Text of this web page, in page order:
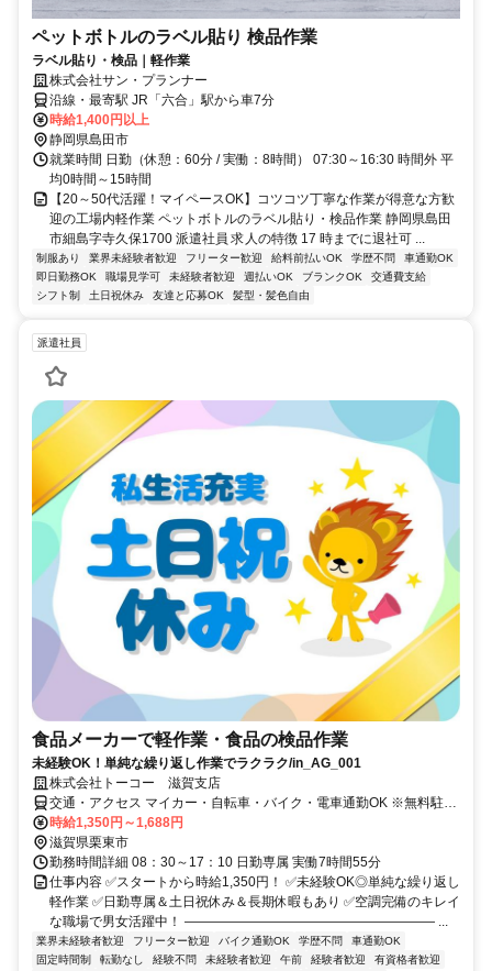
ペットボトルのラベル貼り 検品作業
ラベル貼り・検品｜軽作業
株式会社サン・プランナー
沿線・最寄駅 JR「六合」駅から車7分
時給1,400円以上
静岡県島田市
就業時間 日勤（休憩：60分 / 実働：8時間） 07:30～16:30 時間外 平
均0時間～15時間
【20～50代活躍！マイペースOK】コツコツ丁寧な作業が得意な方歓
迎の工場内軽作業 ペットボトルのラベル貼り・検品作業 静岡県島田
市細島字寺久保1700 派遣社員 求人の特徴 17 時までに退社可 ...
制服あり 業界未経験者歓迎 フリーター歓迎 給料前払いOK 学歴不問
車通勤OK
即日勤務OK
職場見学可 未経験者歓迎 週払いOK ブランクOK
交通費支給
シフト制
土日祝休み 友達と応募OK 髪型・髪色自由
派遣社員
食品メーカーで軽作業・食品の検品作業
未経験OK！単純な繰り返し作業でラクラク/in_AG_001
株式会社トーコー 滋賀支店
交通・アクセス マイカー・自転車・バイク・電車通勤OK ※無料駐車
場完備
時給1,350円～1,688円
滋賀県栗東市
勤務時間詳細 08：30～17：10 日勤専属 実働7時間55分
仕事内容 ✅スタートから時給1,350円！ ✅未経験OK◎単純な繰り返し
軽作業 ✅日勤専属＆土日祝休み＆長期休暇もあり ✅空調完備のキレイ
な職場で男女活躍中！ ――――――――――――――――――― ...
業界未経験者歓迎 フリーター歓迎 バイク通勤OK 学歴不問
車通勤OK
固定時間制
転勤なし 経験不問 未経験者歓迎 午前 経験者歓迎 有資格者歓迎